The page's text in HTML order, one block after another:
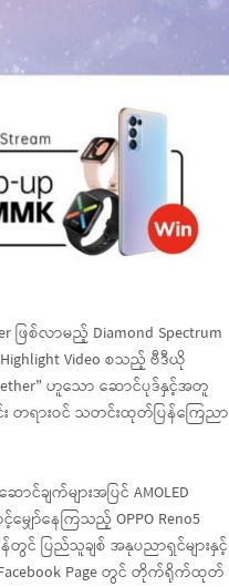
စ်လာမည့် Diamond Spectrum
Highlight Video စသည့် ဗီဒီယို
ဟူသော ဆောင်ပုဒ်နှင့်အတူ
တရားဝင် သတင်းထုတ်ပြန်ကြေညာ
ျက်များအပြင် AMOLED
င့်မျှော်နေကြသည့် OPPO Reno5
ပြည်သူချစ် အနုပညာရှင်များနှင့်
Facebook Page တွင် တိုက်ရိုက်ထုတ်